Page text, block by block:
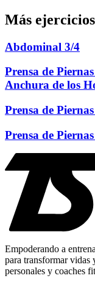
Más ejercicios
Abdominal 3/4
Prensa de
Anchura de los
Prensa de
Prensa de
Empoderando a
para transformar vidas
personales y coaches